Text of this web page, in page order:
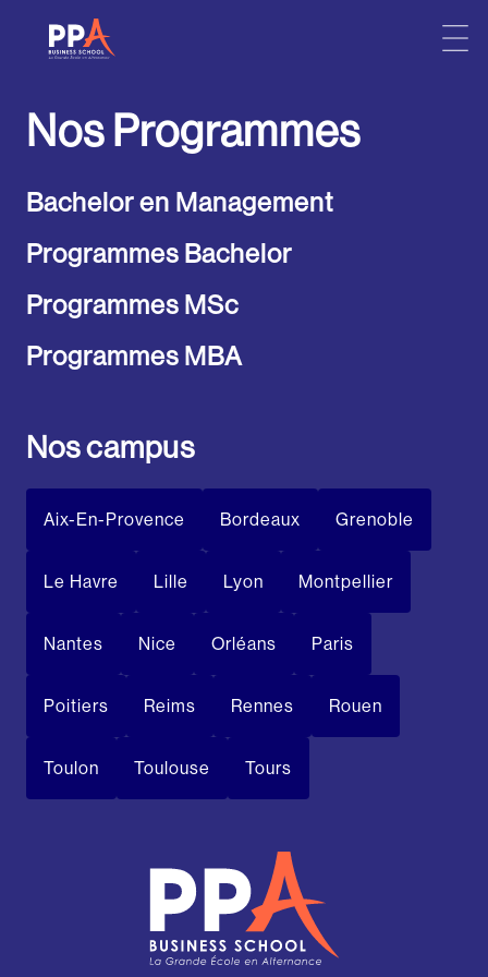
contentNos Programmes
Bachelor en Management
Programmes Bachelor
Programmes MSc
Programmes MBA
Nos campus
Aix-En-Provence Bordeaux Grenoble
Le Havre Lille Lyon Montpellier
Nantes Nice Orléans Paris
Poitiers Reims Rennes Rouen
Toulon Toulouse Tours